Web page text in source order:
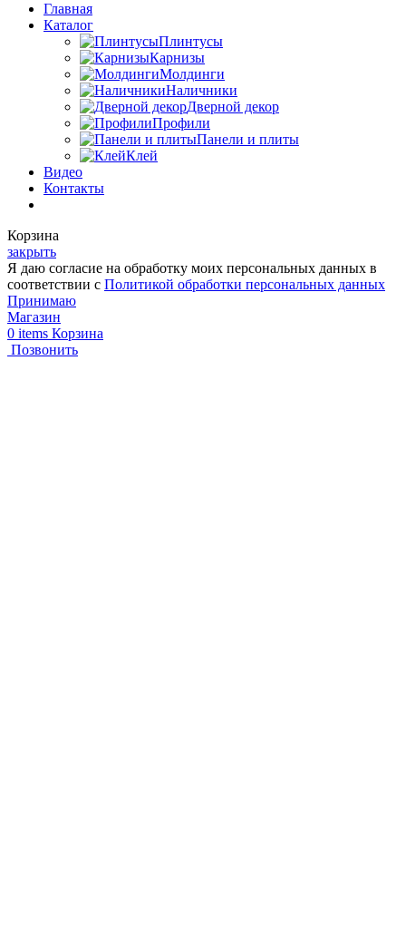
Главная
Каталог
Плинтусы
Карнизы
Молдинги
Наличники
Дверной декор
Профили
Панели и плиты
Клей
Видео
Контакты
Корзина
закрыть
Я даю согласие на обработку моих персональных данных в
соответствии с Политикой обработки персональных данных
Принимаю
Магазин
0 items Корзина
Позвонить